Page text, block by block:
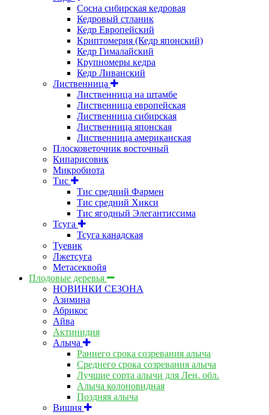
Сосна сибирская кедровая
Кедровый стланик
Кедр Европейский
Криптомерия (Кедр японский)
Кедр Гималайский
Крупномеры кедра
Кедр Ливанский
Лиственница
Лиственница на штамбе
Лиственница европейская
Лиственница сибирская
Лиственница японская
Лиственница американская
Плосковеточник восточный
Кипарисовик
Микробиота
Тис
Тис средний Фармен
Тис средний Хикси
Тис ягодный Элегантиссима
Тсуга
Тсуга канадская
Туевик
Лжетсуга
Метасеквойя
Плодовые деревья
НОВИНКИ СЕЗОНА
Азимина
Абрикос
Айва
Актинидия
Алыча
Раннего срока созревания алыча
Среднего срока созревания алыча
Лучшие сорта алычи для Лен. обл.
Алыча колоновидная
Поздняя алыча
Вишня